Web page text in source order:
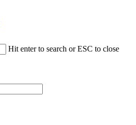
Hit enter to search or ESC to close